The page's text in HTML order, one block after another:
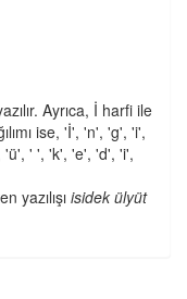
Ayrıca, İ harfi ile
ise, 'İ', 'n', 'g', 'i',
'ü', ' ', 'k', 'e', 'd', 'i',
yazılışı isidek ülyüt